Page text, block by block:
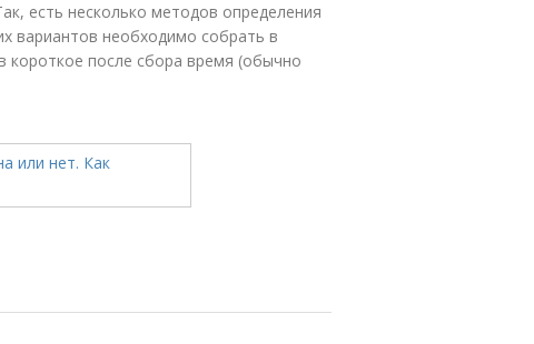
есть несколько методов определения
вариантов необходимо собрать в
короткое после сбора время (обычно